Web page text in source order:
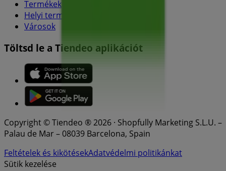
Termékek
Helyi termékek
Városok
Töltsd le a Tiendeo aplikációt
Copyright © Tiendeo ® 2026 · Shopfully Marketing S.L.U. –
Palau de Mar – 08039 Barcelona, Spain
Feltételek és kikötésekAdatvédelmi politikánkat
Sütik kezelése